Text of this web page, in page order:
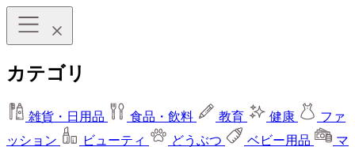
カテゴリ
雑貨・日用品 食品・飲料 教育 健康
ファ
ッション
ビューティ どうぶつ ベビー用品
マ